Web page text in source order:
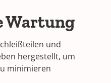
Wartung
und
hergestellt, um
minimieren